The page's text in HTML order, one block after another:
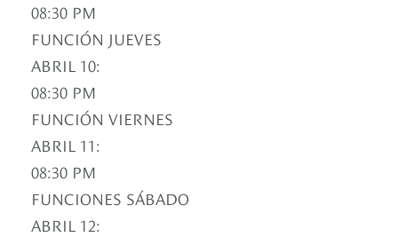
08:30 PM
FUNCIÓN JUEVES
ABRIL 10:
08:30 PM
FUNCIÓN VIERNES
ABRIL 11:
08:30 PM
FUNCIONES SÁBADO
ABRIL 12: